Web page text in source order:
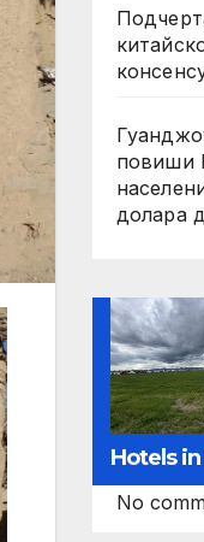
повиши
долара
Hotels
No